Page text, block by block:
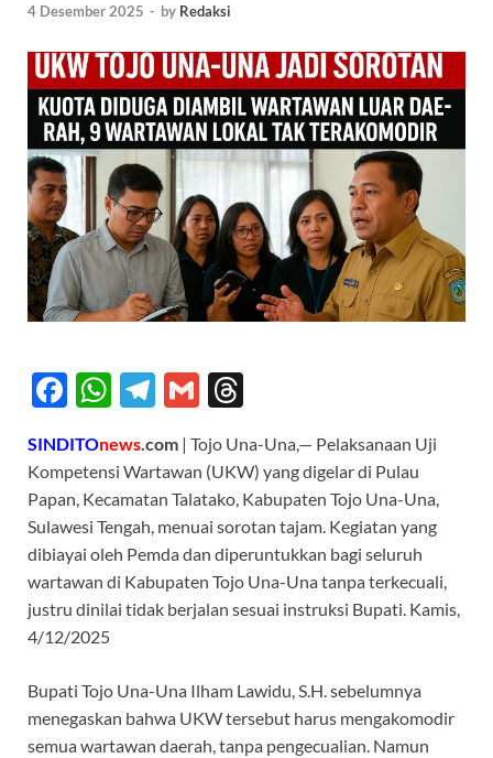
4 Desember 2025 - by Redaksi
F
e
b
o
o
k
W
at
s
A
p
p
T
e
gr
a
m
G
ail e
a
ds
SINDITOnews.com | Tojo Una-Una,— Pelaksanaan Uji
Kompetensi Wartawan (UKW) yang digelar di Pulau
Papan, Kecamatan Talatako, Kabupaten Tojo Una-Una,
Sulawesi Tengah, menuai sorotan tajam. Kegiatan yang
dibiayai oleh Pemda dan diperuntukkan bagi seluruh
wartawan di Kabupaten Tojo Una-Una tanpa terkecuali,
justru dinilai tidak berjalan sesuai instruksi Bupati. Kamis,
4/12/2025
Bupati Tojo Una-Una Ilham Lawidu, S.H. sebelumnya
menegaskan bahwa UKW tersebut harus mengakomodir
semua wartawan daerah, tanpa pengecualian. Namun